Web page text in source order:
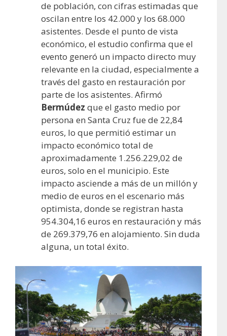
de población, con cifras estimadas que
oscilan entre los 42.000 y los 68.000
asistentes. Desde el punto de vista
económico, el estudio confirma que el
evento generó un impacto directo muy
relevante en la ciudad, especialmente a
través del gasto en restauración por
parte de los asistentes. Afirmó
Bermúdez que el gasto medio por
persona en Santa Cruz fue de 22,84
euros, lo que permitió estimar un
impacto económico total de
aproximadamente 1.256.229,02 de
euros, solo en el municipio. Este
impacto asciende a más de un millón y
medio de euros en el escenario más
optimista, donde se registran hasta
954.304,16 euros en restauración y más
de 269.379,76 en alojamiento. Sin duda
alguna, un total éxito.